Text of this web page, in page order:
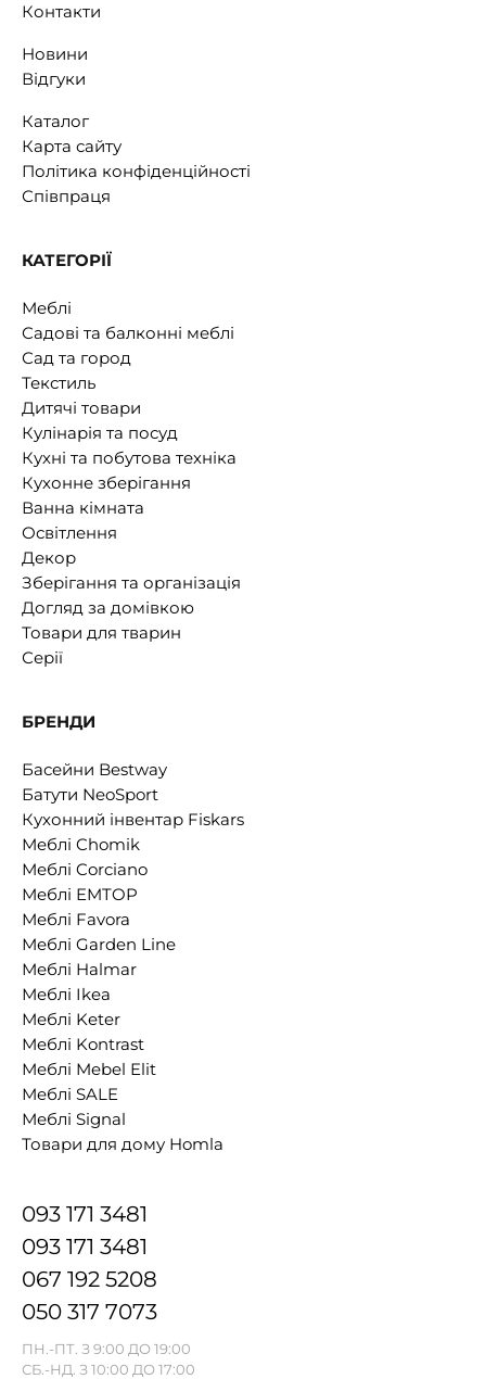
Контакти
Новини
Відгуки
Каталог
Карта сайту
Політика конфіденційності
Співпраця
КАТЕГОРІЇ
Меблі
Садові та балконні меблі
Сад та город
Текстиль
Дитячі товари
Кулінарія та посуд
Кухні та побутова техніка
Кухонне зберігання
Ванна кімната
Освітлення
Декор
Зберігання та організація
Догляд за домівкою
Товари для тварин
Серії
БРЕНДИ
Басейни Bestway
Батути NeoSport
Кухонний інвентар Fiskars
Меблі Chomik
Меблі Corciano
Меблі EMTOP
Меблі Favora
Меблі Garden Line
Меблі Halmar
Меблі Ikea
Меблі Keter
Меблі Kontrast
Меблі Mebel Elit
Меблі SALE
Меблі Signal
Товари для дому Homla
093 171 3481
093 171 3481
067 192 5208
050 317 7073
ПН.-ПТ. З 9:00 ДО 19:00
СБ.-НД. З 10:00 ДО 17:00